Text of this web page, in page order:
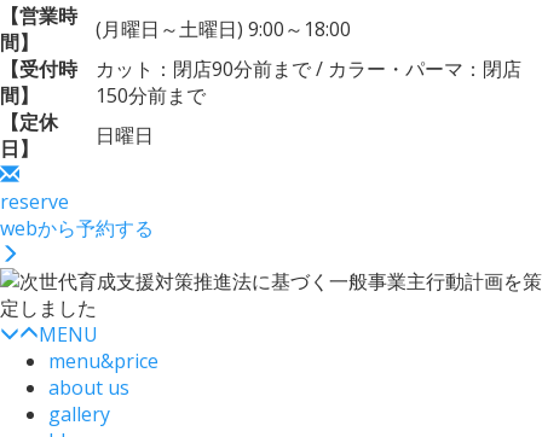
【営業時
間】
(月曜日～土曜日) 9:00～18:00
【受付時
間】
カット：閉店90分前まで / カラー・パーマ：閉店
150分前まで
【定休
日】
日曜日
reserve
webから予約する
MENU
menu&price
about us
gallery